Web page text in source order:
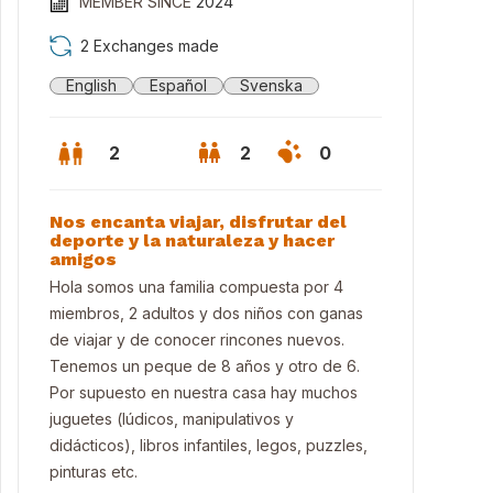
2 Exchanges made
English Español Svenska
2 2 0
Nos encanta viajar, disfrutar del
deporte y la naturaleza y hacer
amigos
Hola somos una familia compuesta por 4
miembros, 2 adultos y dos niños con ganas
de viajar y de conocer rincones nuevos.
Tenemos un peque de 8 años y otro de 6.
Por supuesto en nuestra casa hay muchos
juguetes (lúdicos, manipulativos y
didácticos), libros infantiles, legos, puzzles,
pinturas etc.